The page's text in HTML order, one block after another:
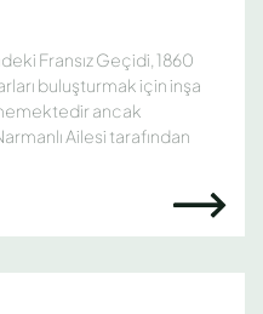
Fransız Geçidi, 1860
buluşturmak için inşa
ancak
Ailesi tarafından